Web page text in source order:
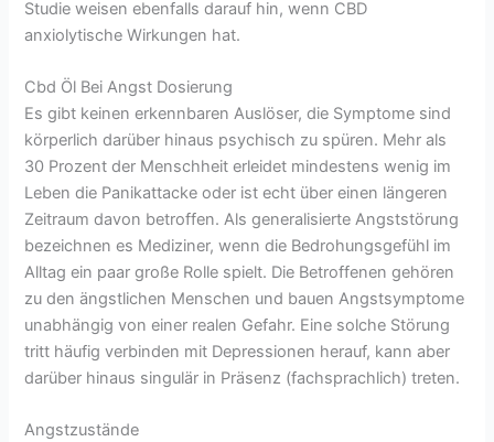
Studie weisen ebenfalls darauf hin, wenn CBD
anxiolytische Wirkungen hat.
Cbd Öl Bei Angst Dosierung
Es gibt keinen erkennbaren Auslöser, die Symptome sind
körperlich darüber hinaus psychisch zu spüren. Mehr als
30 Prozent der Menschheit erleidet mindestens wenig im
Leben die Panikattacke oder ist echt über einen längeren
Zeitraum davon betroffen. Als generalisierte Angststörung
bezeichnen es Mediziner, wenn die Bedrohungsgefühl im
Alltag ein paar große Rolle spielt. Die Betroffenen gehören
zu den ängstlichen Menschen und bauen Angstsymptome
unabhängig von einer realen Gefahr. Eine solche Störung
tritt häufig verbinden mit Depressionen herauf, kann aber
darüber hinaus singulär in Präsenz (fachsprachlich) treten.
Angstzustände